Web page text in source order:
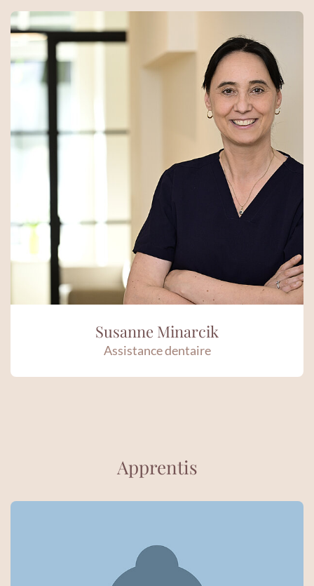
Susanne Minarcik
Assistance dentaire
Apprentis